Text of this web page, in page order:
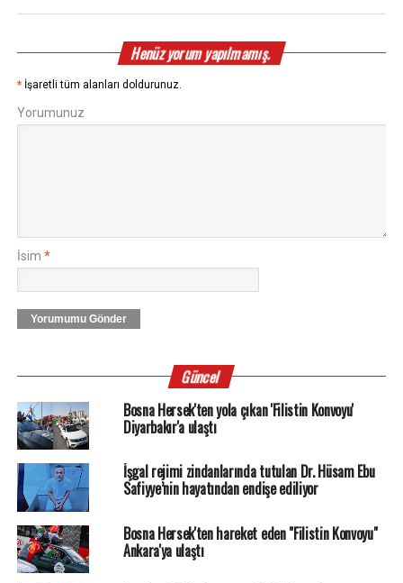
Henüz yorum yapılmamış.
* İşaretli tüm alanları doldurunuz.
Yorumunuz
İsim *
Yorumumu Gönder
Güncel
Bosna Hersek'ten yola çıkan 'Filistin Konvoyu'
Diyarbakır'a ulaştı
İşgal rejimi zindanlarında tutulan Dr. Hüsam Ebu
Safiyye’nin hayatından endişe ediliyor
Bosna Hersek'ten hareket eden "Filistin Konvoyu"
Ankara'ya ulaştı